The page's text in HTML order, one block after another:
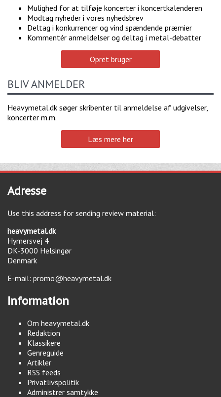
Mulighed for at tilføje koncerter i koncertkalenderen
Modtag nyheder i vores nyhedsbrev
Deltag i konkurrencer og vind spændende præmier
Kommentér anmeldelser og deltag i metal-debatter
Opret bruger
BLIV ANMELDER
Heavymetal.dk søger skribenter til anmeldelse af udgivelser,
koncerter m.m.
Læs mere her
Adresse
Use this address for sending review material:
heavymetal.dk
Hymersvej 4
DK-3000 Helsingør
Denmark
E-mail: promo@heavymetal.dk
Information
Om heavymetal.dk
Redaktion
Klassikere
Genreguide
Artikler
RSS feeds
Privatlivspolitik
Administrer samtykke